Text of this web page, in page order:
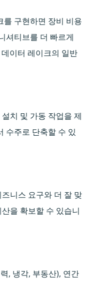
를 구현하면 장비 비용
셔티브를 더 빠르게
이터 레이크의 일반
치 및 가동 작업을 제
수주로 단축할 수 있
니스 요구와 더 잘 맞
을 확보할 수 있습니
, 냉각, 부동산), 연간